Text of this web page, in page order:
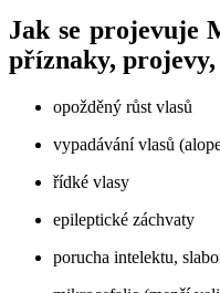
Jak se projevuje
příznaky,
opožděný růst vlasů
vypadávání vlasů
řídké vlasy
epileptické záchvaty
porucha intelektu,